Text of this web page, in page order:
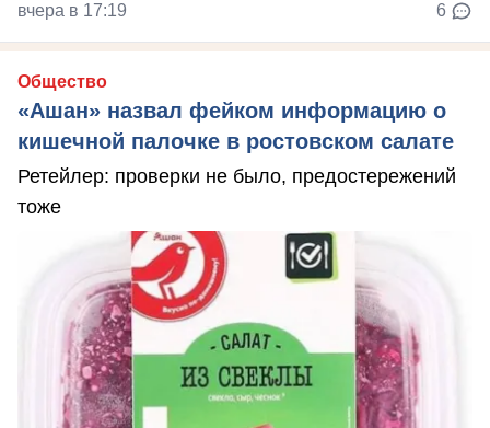
вчера в 17:19 6
Общество
«Ашан» назвал фейком информацию о
кишечной палочке в ростовском салате
Ретейлер: проверки не было, предостережений
тоже